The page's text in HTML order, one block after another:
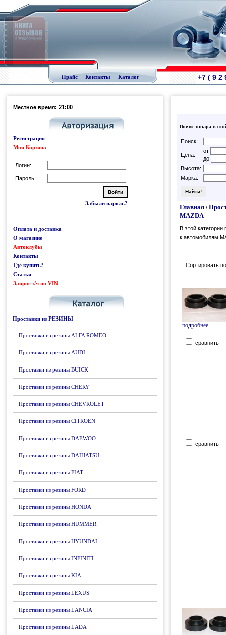
Прайс Контакты Каталог +7 ( 9 2
Местное время: 21:00
Регистрация
Моя Корзина
Логин:
Пароль:
Забыли пароль?
Оплата и доставка
О магазине
Автоклубы
Контакты
Где купить?
Статьи
Запрос з/ч по VIN
Проставки из РЕЗИНЫ
Проставки из резины ALFA ROMEO
Проставки из резины AUDI
Проставки из резины BUICK
Проставки из резины CHERY
Проставки из резины CHEVROLET
Проставки из резины CITROEN
Проставки из резины DAEWOO
Проставки из резины DAIHATSU
Проставки из резины FIAT
Проставки из резины FORD
Проставки из резины HONDA
Проставки из резины HUMMER
Проставки из резины HYUNDAI
Проставки из резины INFINITI
Проставки из резины KIA
Проставки из резины LEXUS
Проставки из резины LANCIA
Проставки из резины LADA
Поиск товара в
Поиск:
Цена:
от
до
Высота:
Марка:
Главная /
MAZDA
В этой
к автомобилям
Сортировать
подробнее...
сравнить
сравнить